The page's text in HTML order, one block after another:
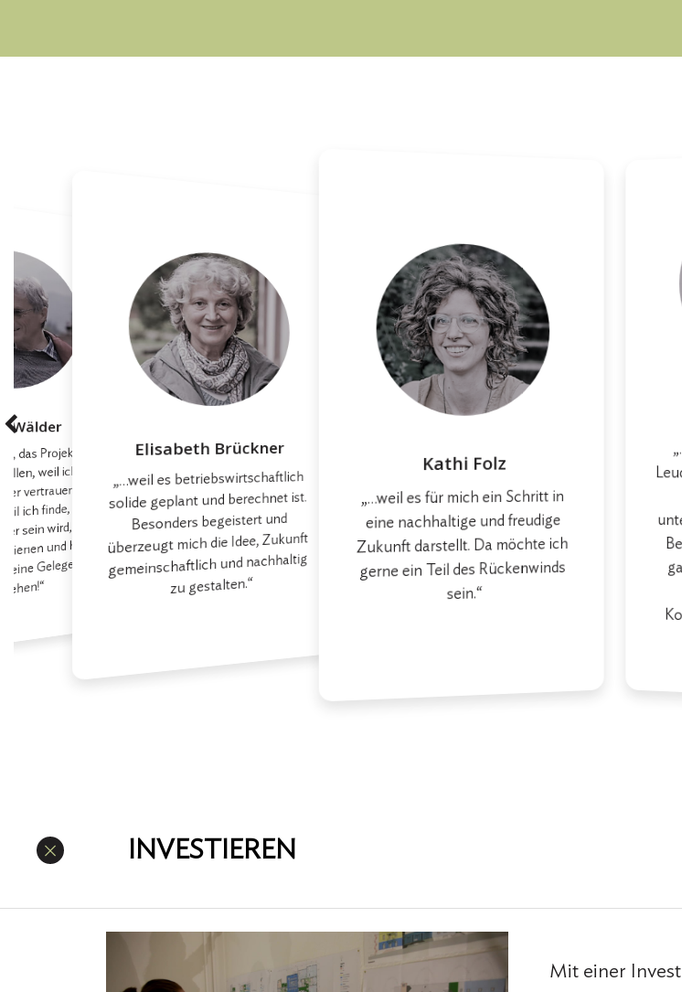
Wälder
das Projekt und
weil ich den
vertrauen kann
ich finde, daß
sein wird, wenn
und helfen
Gelegenheit
Elisabeth Brückner
„…weil es betriebswirtschaftlich
solide geplant und berechnet ist.
Besonders begeistert und
überzeugt mich die Idee, Zukunft
gemeinschaftlich und nachhaltig
zu gestalten.“
Kathi Folz
„…weil es für mich ein Schritt in
eine nachhaltige und freudige
Zukunft darstellt. Da möchte ich
gerne ein Teil des Rückenwinds
sein.“
INVESTIEREN
Mit einer